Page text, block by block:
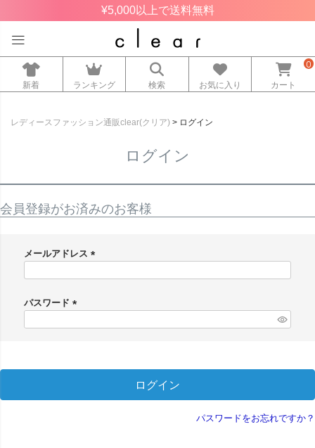
¥5,000以上で送料無料
新着 ランキング 検索 お気に入り カート
0
レディースファッション通販clear(クリア) ログイン
ログイン
会員登録がお済みのお客様
メールアドレス
)
パスワード
ログイン
パスワードをお忘れですか？